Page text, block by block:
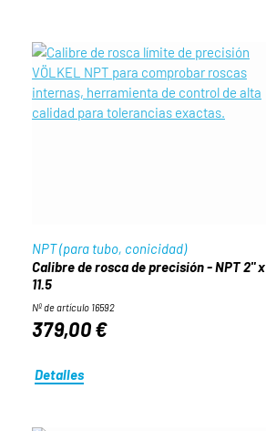
NPT (para tubo, conicidad)
Calibre de rosca de precisión - NPT 2" x
11.5
Nº de artículo 16592
379,00 €
Detalles